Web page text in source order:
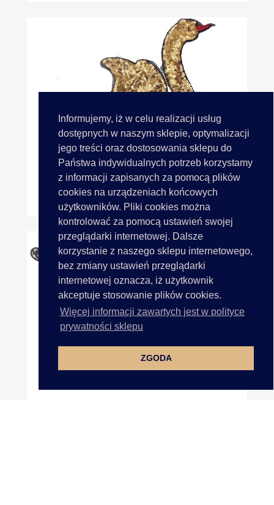
Informujemy, iż w celu realizacji usług
dostępnych w naszym sklepie, optymalizacji
jego treści oraz dostosowania sklepu do
Państwa indywidualnych potrzeb korzystamy
z informacji zapisanych za pomocą plików
cookies na urządzeniach końcowych
użytkowników. Pliki cookies można
kontrolować za pomocą ustawień swojej
przeglądarki internetowej. Dalsze
korzystanie z naszego sklepu internetowego,
bez zmiany ustawień przeglądarki
internetowej oznacza, iż użytkownik
akceptuje stosowanie plików cookies.
Więcej informacji zawartych jest w polityce
prywatności sklepu
ZGODA
Aplikacja ŁABĘDŹ ZŁOTY...